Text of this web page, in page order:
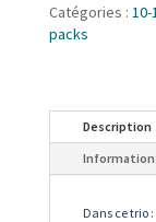
Catégories : 10-
packs
Description
Dans ce trio :